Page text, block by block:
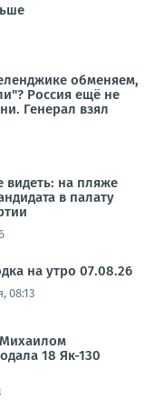
обменяем,
Россия ещё не
Генерал взял
на пляже
в палату
на утро 07.08.26
08:13
18 Як-130